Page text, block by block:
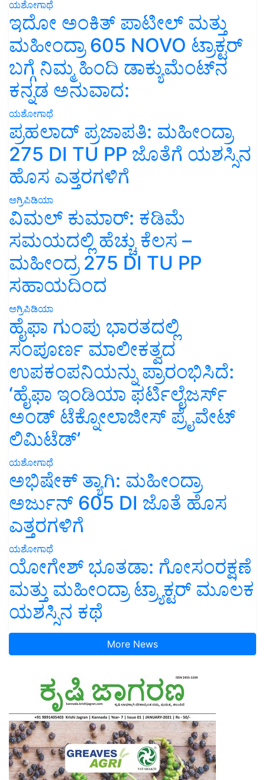
ಯಶೋಗಾಥೆ
ಇದೋ ಅಂಕಿತ್ ಪಾಟೀಲ್ ಮತ್ತು
ಮಹೀಂದ್ರಾ 605 NOVO ಟ್ರಾಕ್ಟರ್
ಬಗ್ಗೆ ನಿಮ್ಮ ಹಿಂದಿ ಡಾಕ್ಯುಮೆಂಟ್‌ನ
ಕನ್ನಡ ಅನುವಾದ:
ಯಶೋಗಾಥೆ
ಪ್ರಹಲಾದ್ ಪ್ರಜಾಪತಿ: ಮಹೀಂದ್ರಾ
275 DI TU PP ಜೊತೆಗೆ ಯಶಸ್ಸಿನ
ಹೊಸ ಎತ್ತರಗಳಿಗೆ
ಅಗ್ರಿಪಿಡಿಯಾ
ವಿಮಲ್ ಕುಮಾರ್: ಕಡಿಮೆ
ಸಮಯದಲ್ಲಿ ಹೆಚ್ಚು ಕೆಲಸ –
ಮಹೀಂದ್ರ 275 DI TU PP
ಸಹಾಯದಿಂದ
ಅಗ್ರಿಪಿಡಿಯಾ
ಹೈಫಾ ಗುಂಪು ಭಾರತದಲ್ಲಿ
ಸಂಪೂರ್ಣ ಮಾಲೀಕತ್ವದ
ಉಪಕಂಪನಿಯನ್ನು ಪ್ರಾರಂಭಿಸಿದೆ:
‘ಹೈಫಾ ಇಂಡಿಯಾ ಫರ್ಟಿಲೈಜರ್ಸ್
ಅಂಡ್ ಟೆಕ್ನೋಲಾಜೀಸ್ ಪ್ರೈವೇಟ್
ಲಿಮಿಟೆಡ್’
ಯಶೋಗಾಥೆ
ಅಭಿಷೇಕ್ ತ್ಯಾಗಿ: ಮಹೀಂದ್ರಾ
ಅರ್ಜುನ್ 605 DI ಜೊತೆ ಹೊಸ
ಎತ್ತರಗಳಿಗೆ
ಯಶೋಗಾಥೆ
ಯೋಗೇಶ್ ಭೂತಡಾ: ಗೋಸಂರಕ್ಷಣೆ
ಮತ್ತು ಮಹೀಂದ್ರಾ ಟ್ರ್ಯಾಕ್ಟರ್ ಮೂಲಕ
ಯಶಸ್ಸಿನ ಕಥೆ
More News